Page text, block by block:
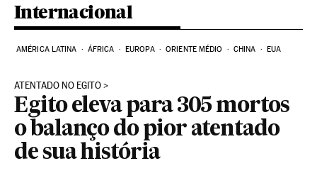
Internacional
AMÉRICA LATINA ÁFRICA EUROPA ORIENTE MÉDIO CHINA EUA
ATENTADO NO EGITO
Egito eleva para 305 mortos
o balanço do pior atentado
de sua história